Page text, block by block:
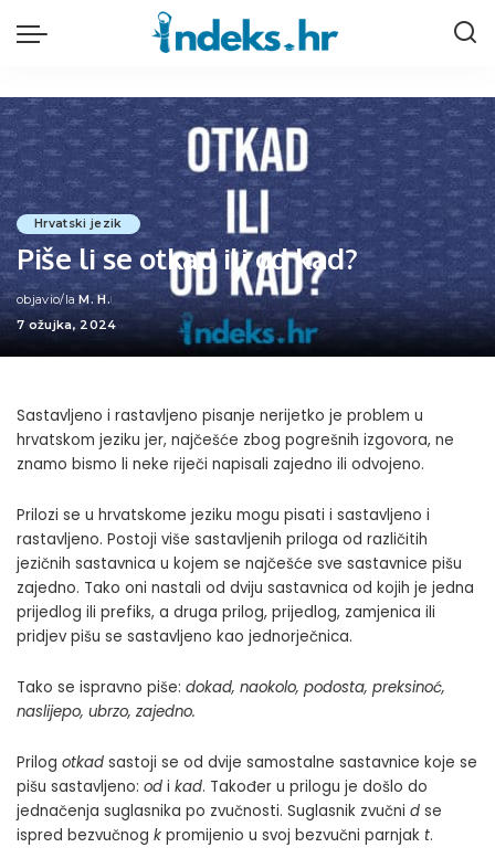
Hrvatski jezik
Piše li se otkad ili od kad?
Posted
by
objavio/la M. H.
7 ožujka, 2024
Sastavljeno i rastavljeno pisanje nerijetko je problem u
hrvatskom jeziku jer, najčešće zbog pogrešnih izgovora, ne
znamo bismo li neke riječi napisali zajedno ili odvojeno.
Prilozi se u hrvatskome jeziku mogu pisati i sastavljeno i
rastavljeno. Postoji više sastavljenih priloga od različitih
jezičnih sastavnica u kojem se najčešće sve sastavnice pišu
zajedno. Tako oni nastali od dviju sastavnica od kojih je jedna
prijedlog ili prefiks, a druga prilog, prijedlog, zamjenica ili
pridjev pišu se sastavljeno kao jednorječnica.
Tako se ispravno piše: dokad, naokolo, podosta, preksinoć,
naslijepo, ubrzo, zajedno.
Prilog otkad sastoji se od dvije samostalne sastavnice koje se
pišu sastavljeno: od i kad. Također u prilogu je došlo do
jednačenja suglasnika po zvučnosti. Suglasnik zvučni d se
ispred bezvučnog k promijenio u svoj bezvučni parnjak t.